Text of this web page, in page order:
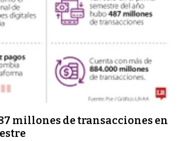
millones de transacciones en